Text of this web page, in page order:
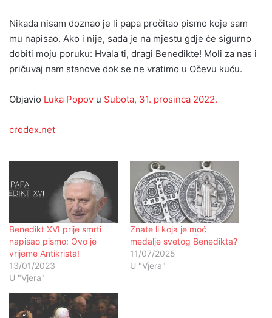
Nikada nisam doznao je li papa pročitao pismo koje sam
mu napisao. Ako i nije, sada je na mjestu gdje će sigurno
dobiti moju poruku: Hvala ti, dragi Benedikte! Moli za nas i
pričuvaj nam stanove dok se ne vratimo u Očevu kuću.
Objavio Luka Popov u Subota, 31. prosinca 2022.
crodex.net
Benedikt XVI prije smrti
napisao pismo: Ovo je
vrijeme Antikrista!
13/01/2023
U "Vjera"
Znate li koja je moć
medalje svetog Benedikta?
11/07/2025
U "Vjera"